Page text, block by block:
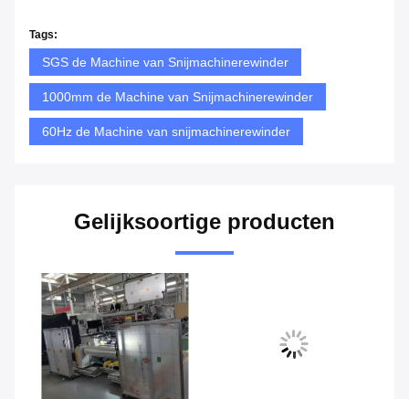
Tags:
SGS de Machine van Snijmachinerewinder
1000mm de Machine van Snijmachinerewinder
60Hz de Machine van snijmachinerewinder
Gelijksoortige producten